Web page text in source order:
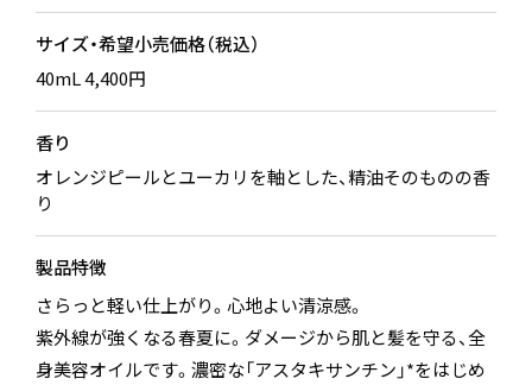
サイズ・希望小売価格（税込）
40mL 4,400円
香り
オレンジピールとユーカリを軸とした、精油そのものの香
り
製品特徴
さらっと軽い仕上がり。心地よい清涼感。
紫外線が強くなる春夏に。ダメージから肌と髪を守る、全
身美容オイルです。濃密な「アスタキサンチン」*をはじめ